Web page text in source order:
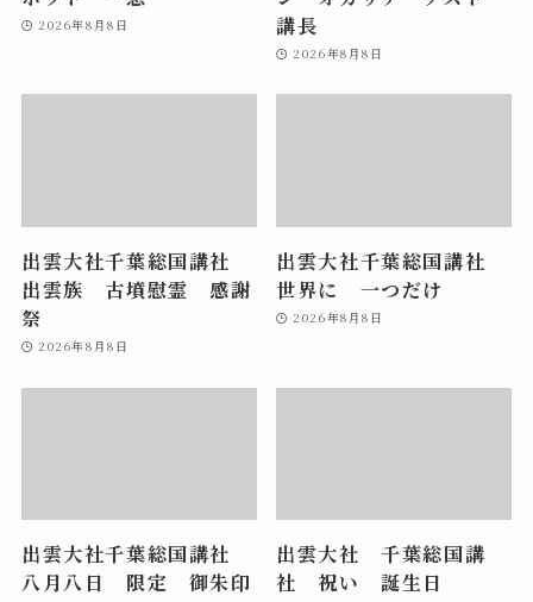
2026年8月8日
講長
2026年8月8日
出雲大社千葉総国講社
出雲族 古墳慰霊 感謝
祭
2026年8月8日
出雲大社千葉総国講社
世界に 一つだけ
2026年8月8日
出雲大社千葉総国講社
八月八日 限定 御朱印
出雲大社 千葉総国講
社 祝い 誕生日